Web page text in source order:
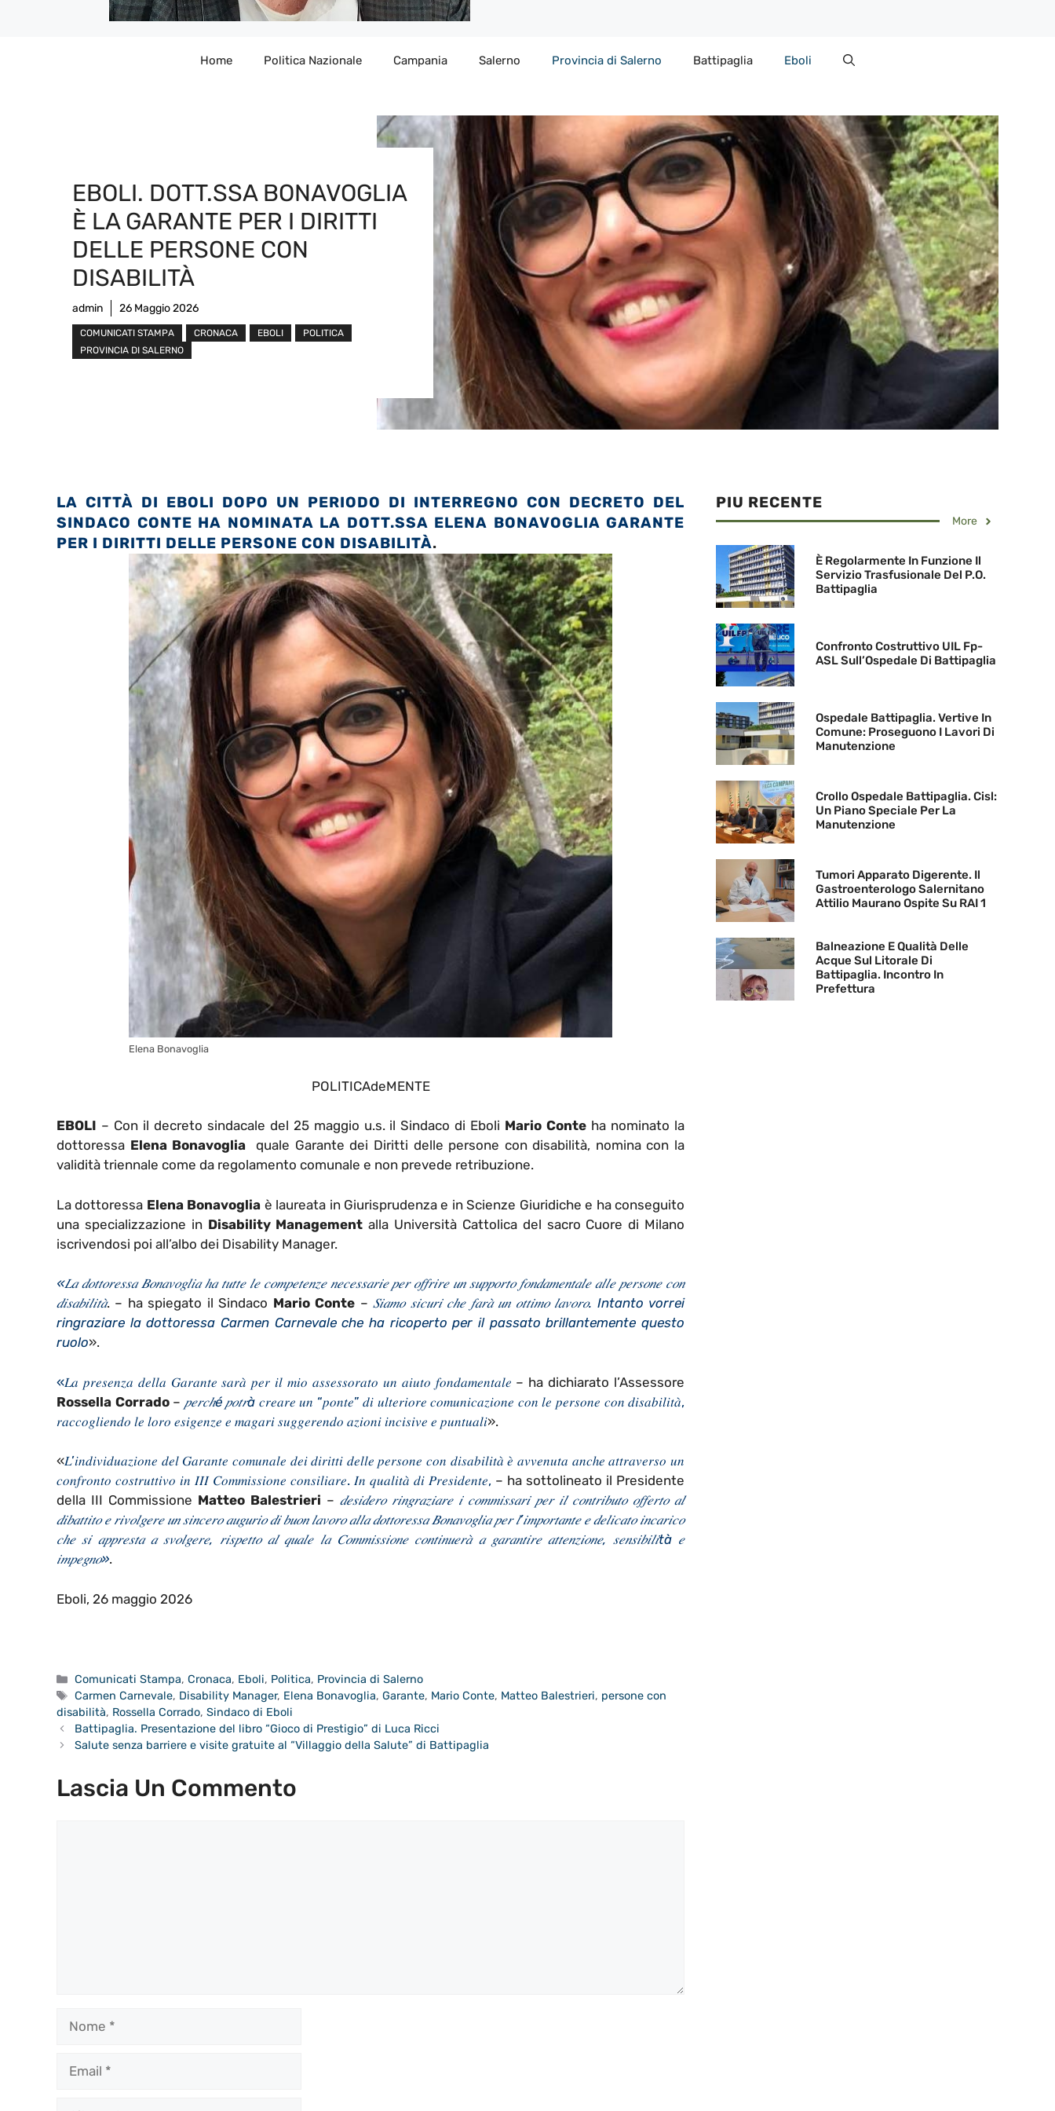
Home Politica Nazionale Campania Salerno Provincia di Salerno Battipaglia Eboli
EBOLI. DOTT.SSA BONAVOGLIA
È LA GARANTE PER I DIRITTI
DELLE PERSONE CON
DISABILITÀ
admin 26 Maggio 2026
COMUNICATI STAMPA CRONACA EBOLI
POLITICA
PROVINCIA DI SALERNO
LA CITTÀ DI EBOLI DOPO UN PERIODO DI INTERREGNO CON DECRETO DEL
SINDACO CONTE HA NOMINATA LA DOTT.SSA ELENA BONAVOGLIA GARANTE
PER I DIRITTI DELLE PERSONE CON DISABILITÀ.
Elena Bonavoglia
POLITICAdeMENTE
EBOLI – Con il decreto sindacale del 25 maggio u.s. il Sindaco di Eboli Mario Conte ha nominato la
dottoressa Elena Bonavoglia quale Garante dei Diritti delle persone con disabilità, nomina con la
validità triennale come da regolamento comunale e non prevede retribuzione.
La dottoressa Elena Bonavoglia è laureata in Giurisprudenza e in Scienze Giuridiche e ha conseguito
una specializzazione in Disability Management alla Università Cattolica del sacro Cuore di Milano
iscrivendosi poi all’albo dei Disability Manager.
«𝐿𝑎 𝑑𝑜𝑡𝑡𝑜𝑟𝑒𝑠𝑠𝑎 𝐵𝑜𝑛𝑎𝑣𝑜𝑔𝑙𝑖𝑎 ℎ𝑎 𝑡𝑢𝑡𝑡𝑒 𝑙𝑒 𝑐𝑜𝑚𝑝𝑒𝑡𝑒𝑛𝑧𝑒 𝑛𝑒𝑐𝑒𝑠𝑠𝑎𝑟𝑖𝑒 𝑝𝑒𝑟 𝑜𝑓𝑓𝑟𝑖𝑟𝑒 𝑢𝑛 𝑠𝑢𝑝𝑝𝑜𝑟𝑡𝑜 𝑓𝑜𝑛𝑑𝑎𝑚𝑒𝑛𝑡𝑎𝑙𝑒 𝑎𝑙𝑙𝑒 𝑝𝑒𝑟𝑠𝑜𝑛𝑒 𝑐𝑜𝑛
𝑑𝑖𝑠𝑎𝑏𝑖𝑙𝑖𝑡𝑎̀. – ha spiegato il Sindaco Mario Conte –𝑆𝑖𝑎𝑚𝑜 𝑠𝑖𝑐𝑢𝑟𝑖 𝑐ℎ𝑒 𝑓𝑎𝑟𝑎̀ 𝑢𝑛 𝑜𝑡𝑡𝑖𝑚𝑜 𝑙𝑎𝑣𝑜𝑟𝑜. Intanto vorrei
ringraziare la dottoressa Carmen Carnevale che ha ricoperto per il passato brillantemente questo
ruolo».
«𝐿𝑎 𝑝𝑟𝑒𝑠𝑒𝑛𝑧𝑎 𝑑𝑒𝑙𝑙𝑎 𝐺𝑎𝑟𝑎𝑛𝑡𝑒 𝑠𝑎𝑟𝑎̀ 𝑝𝑒𝑟 𝑖𝑙 𝑚𝑖𝑜 𝑎𝑠𝑠𝑒𝑠𝑠𝑜𝑟𝑎𝑡𝑜 𝑢𝑛 𝑎𝑖𝑢𝑡𝑜 𝑓𝑜𝑛𝑑𝑎𝑚𝑒𝑛𝑡𝑎𝑙𝑒 – ha dichiarato l’Assessore
Rossella Corrado– 𝑝𝑒𝑟𝑐ℎé 𝑝𝑜𝑡𝑟à 𝑐𝑟𝑒𝑎𝑟𝑒 𝑢𝑛 “𝑝𝑜𝑛𝑡𝑒” 𝑑𝑖 𝑢𝑙𝑡𝑒𝑟𝑖𝑜𝑟𝑒 𝑐𝑜𝑚𝑢𝑛𝑖𝑐𝑎𝑧𝑖𝑜𝑛𝑒 𝑐𝑜𝑛 𝑙𝑒 𝑝𝑒𝑟𝑠𝑜𝑛𝑒 𝑐𝑜𝑛 𝑑𝑖𝑠𝑎𝑏𝑖𝑙𝑖𝑡𝑎̀,
𝑟𝑎𝑐𝑐𝑜𝑔𝑙𝑖𝑒𝑛𝑑𝑜 𝑙𝑒 𝑙𝑜𝑟𝑜 𝑒𝑠𝑖𝑔𝑒𝑛𝑧𝑒 𝑒 𝑚𝑎𝑔𝑎𝑟𝑖 𝑠𝑢𝑔𝑔𝑒𝑟𝑒𝑛𝑑𝑜 𝑎𝑧𝑖𝑜𝑛𝑖 𝑖𝑛𝑐𝑖𝑠𝑖𝑣𝑒 𝑒 𝑝𝑢𝑛𝑡𝑢𝑎𝑙𝑖».
«𝐿’𝑖𝑛𝑑𝑖𝑣𝑖𝑑𝑢𝑎𝑧𝑖𝑜𝑛𝑒 𝑑𝑒𝑙 𝐺𝑎𝑟𝑎𝑛𝑡𝑒 𝑐𝑜𝑚𝑢𝑛𝑎𝑙𝑒 𝑑𝑒𝑖 𝑑𝑖𝑟𝑖𝑡𝑡𝑖 𝑑𝑒𝑙𝑙𝑒 𝑝𝑒𝑟𝑠𝑜𝑛𝑒 𝑐𝑜𝑛 𝑑𝑖𝑠𝑎𝑏𝑖𝑙𝑖𝑡𝑎̀ 𝑒̀ 𝑎𝑣𝑣𝑒𝑛𝑢𝑡𝑎 𝑎𝑛𝑐ℎ𝑒 𝑎𝑡𝑡𝑟𝑎𝑣𝑒𝑟𝑠𝑜 𝑢𝑛
𝑐𝑜𝑛𝑓𝑟𝑜𝑛𝑡𝑜 𝑐𝑜𝑠𝑡𝑟𝑢𝑡𝑡𝑖𝑣𝑜 𝑖𝑛 𝐼𝐼𝐼 𝐶𝑜𝑚𝑚𝑖𝑠𝑠𝑖𝑜𝑛𝑒 𝑐𝑜𝑛𝑠𝑖𝑙𝑖𝑎𝑟𝑒. 𝐼𝑛 𝑞𝑢𝑎𝑙𝑖𝑡𝑎̀ 𝑑𝑖 𝑃𝑟𝑒𝑠𝑖𝑑𝑒𝑛𝑡𝑒, – ha sottolineato il Presidente
della III Commissione Matteo Balestrieri – 𝑑𝑒𝑠𝑖𝑑𝑒𝑟𝑜 𝑟𝑖𝑛𝑔𝑟𝑎𝑧𝑖𝑎𝑟𝑒 𝑖 𝑐𝑜𝑚𝑚𝑖𝑠𝑠𝑎𝑟𝑖 𝑝𝑒𝑟 𝑖𝑙 𝑐𝑜𝑛𝑡𝑟𝑖𝑏𝑢𝑡𝑜 𝑜𝑓𝑓𝑒𝑟𝑡𝑜 𝑎𝑙
𝑑𝑖𝑏𝑎𝑡𝑡𝑖𝑡𝑜 𝑒 𝑟𝑖𝑣𝑜𝑙𝑔𝑒𝑟𝑒 𝑢𝑛 𝑠𝑖𝑛𝑐𝑒𝑟𝑜 𝑎𝑢𝑔𝑢𝑟𝑖𝑜 𝑑𝑖 𝑏𝑢𝑜𝑛 𝑙𝑎𝑣𝑜𝑟𝑜 𝑎𝑙𝑙𝑎 𝑑𝑜𝑡𝑡𝑜𝑟𝑒𝑠𝑠𝑎 𝐵𝑜𝑛𝑎𝑣𝑜𝑔𝑙𝑖𝑎 𝑝𝑒𝑟 𝑙’𝑖𝑚𝑝𝑜𝑟𝑡𝑎𝑛𝑡𝑒 𝑒 𝑑𝑒𝑙𝑖𝑐𝑎𝑡𝑜 𝑖𝑛𝑐𝑎𝑟𝑖𝑐𝑜
𝑐ℎ𝑒 𝑠𝑖 𝑎𝑝𝑝𝑟𝑒𝑠𝑡𝑎 𝑎 𝑠𝑣𝑜𝑙𝑔𝑒𝑟𝑒, 𝑟𝑖𝑠𝑝𝑒𝑡𝑡𝑜 𝑎𝑙 𝑞𝑢𝑎𝑙𝑒 𝑙𝑎 𝐶𝑜𝑚𝑚𝑖𝑠𝑠𝑖𝑜𝑛𝑒 𝑐𝑜𝑛𝑡𝑖𝑛𝑢𝑒𝑟𝑎̀ 𝑎 𝑔𝑎𝑟𝑎𝑛𝑡𝑖𝑟𝑒 𝑎𝑡𝑡𝑒𝑛𝑧𝑖𝑜𝑛𝑒, 𝑠𝑒𝑛𝑠𝑖𝑏𝑖𝑙𝑖tà 𝑒
𝑖𝑚𝑝𝑒𝑔𝑛𝑜».
Eboli, 26 maggio 2026
Categorie
Comunicati Stampa,Cronaca, Eboli, Politica, Provincia di Salerno
Tag
Carmen Carnevale, Disability Manager, Elena Bonavoglia,Garante, Mario Conte, Matteo Balestrieri, persone con
disabilità, Rossella Corrado, Sindaco di Eboli
Battipaglia. Presentazione del libro “Gioco di Prestigio” di Luca Ricci
Salute senza barriere e visite gratuite al “Villaggio della Salute” di Battipaglia
Lascia Un Commento
PIU RECENTE
More
È Regolarmente In Funzione Il
Servizio Trasfusionale Del P.O.
Battipaglia
Confronto Costruttivo UIL Fp-
ASL Sull’Ospedale Di Battipaglia
Ospedale Battipaglia. Vertive In
Comune: Proseguono I Lavori Di
Manutenzione
Crollo Ospedale Battipaglia. Cisl:
Un Piano Speciale Per La
Manutenzione
Tumori Apparato Digerente. Il
Gastroenterologo Salernitano
Attilio Maurano Ospite Su RAI 1
Balneazione E Qualità Delle
Acque Sul Litorale Di
Battipaglia. Incontro In
Prefettura